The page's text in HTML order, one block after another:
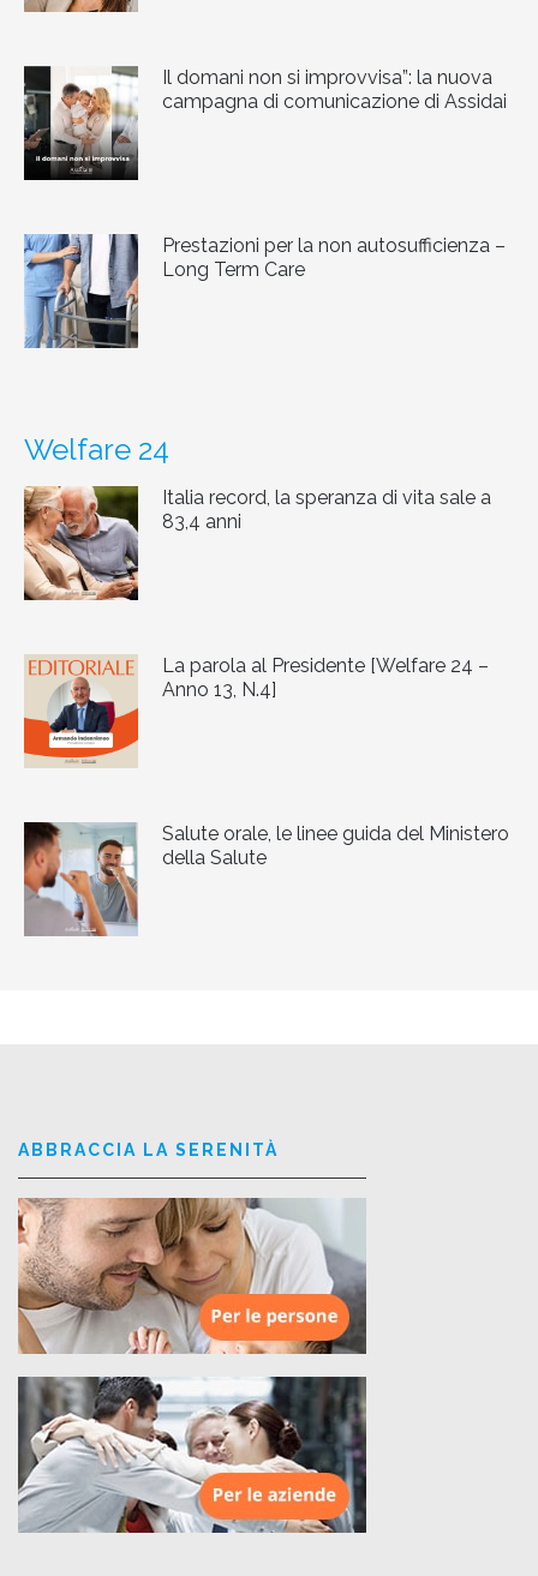
Il domani non si improvvisa”: la nuova
campagna di comunicazione di Assidai
Prestazioni per la non autosufficienza –
Long Term Care
Welfare 24
Italia record, la speranza di vita sale a
83,4 anni
La parola al Presidente [Welfare 24 –
Anno 13, N.4]
Salute orale, le linee guida del Ministero
della Salute
ABBRACCIA LA SERENITÀ